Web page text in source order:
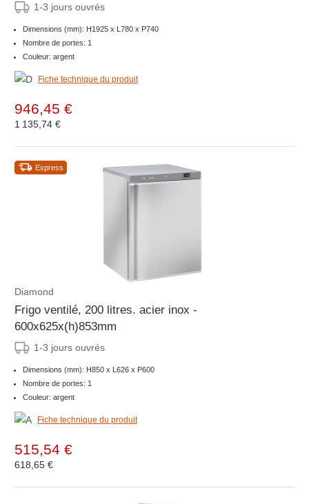
1-3 jours ouvrés
Dimensions (mm): H1925 x L780 x P740
Nombre de portes: 1
Couleur: argent
Fiche technique du produit
946,45 €
1 135,74 €
Express
Diamond
Frigo ventilé, 200 litres. acier inox -
600x625x(h)853mm
1-3 jours ouvrés
Dimensions (mm): H850 x L626 x P600
Nombre de portes: 1
Couleur: argent
Fiche technique du produit
515,54 €
618,65 €